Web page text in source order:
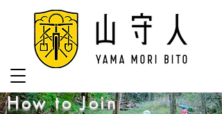
How to Join